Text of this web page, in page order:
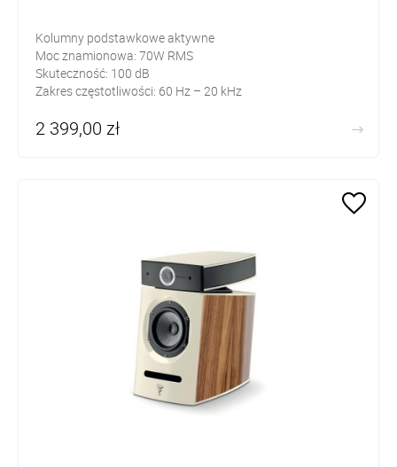
Kolumny podstawkowe aktywne
Moc znamionowa: 70W RMS
Skuteczność: 100 dB
Zakres częstotliwości: 60 Hz – 20 kHz
2 399,00 zł